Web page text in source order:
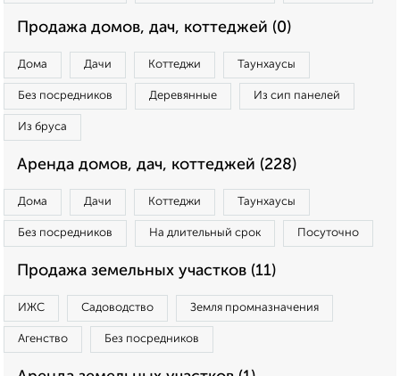
Продажа домов, дач, коттеджей (0)
Дома Дачи Коттеджи Таунхаусы
Без посредников Деревянные Из сип панелей
Из бруса
Аренда домов, дач, коттеджей (228)
Дома Дачи Коттеджи Таунхаусы
Без посредников На длительный срок Посуточно
Продажа земельных участков (11)
ИЖС Садоводство Земля промназначения
Агенство Без посредников